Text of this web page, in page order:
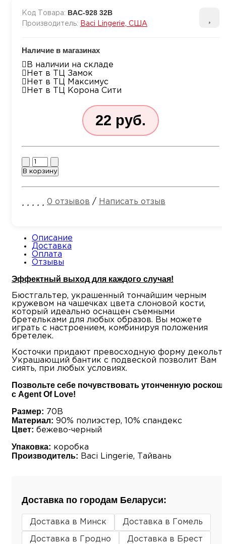
Код Товара: BAC-928 32B
Производитель: Baci Lingerie, США
Наличие в магазинах
В наличии на складе
Нет в ТЦ Замок
Нет в ТЦ Максимус
Нет в ТЦ Корона Сити
22 руб.
Количество
В корзину
0 отзывов / Написать отзыв
Описание
Доставка
Оплата
Отзывы
Эффектный выход для каждого случая!
Бюстгальтер, украшенный тончайшим черным
кружевом на чашечках цвета слоновой кости,
который идеально оснащен съемными
бретельками для любых образов. Вы можете
играть с настроением, комбинируя положения
бретелек.
Косточки придают превосходную форму
Украшающий бантик с подвеской позволит Вам
сиять, при любых условиях.
Позвольте себе почувствовать утонченную
с Agent Of Love!
Размер: 70B
Материал: 90% полиэстер, 10% спандекс
Цвет: бежево-черный
Упаковка: коробка
Производитель: Baci Lingerie, Тайвань
Доставка по городам Беларуси:
Доставка в Минск Доставка в Гомель
Доставка в Гродно Доставка в Брест